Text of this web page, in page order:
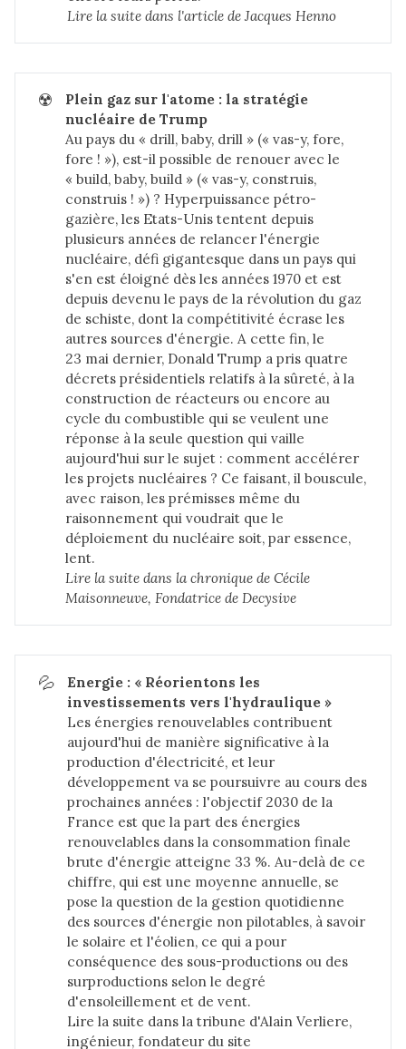
Lire la suite dans l'article de Jacques Henno
☢️
Plein gaz sur l'atome : la stratégie
nucléaire de Trump
Au pays du « drill, baby, drill » (« vas-y, fore,
fore ! »), est-il possible de renouer avec le
« build, baby, build » (« vas-y, construis,
construis ! ») ? Hyperpuissance pétro-
gazière, les Etats-Unis tentent depuis
plusieurs années de relancer l'énergie
nucléaire, défi gigantesque dans un pays qui
s'en est éloigné dès les années 1970 et est
depuis devenu le pays de la révolution du gaz
de schiste, dont la compétitivité écrase les
autres sources d'énergie. A cette fin, le
23 mai dernier, Donald Trump a pris quatre
décrets présidentiels relatifs à la sûreté, à la
construction de réacteurs ou encore au
cycle du combustible qui se veulent une
réponse à la seule question qui vaille
aujourd'hui sur le sujet : comment accélérer
les projets nucléaires ? Ce faisant, il bouscule,
avec raison, les prémisses même du
raisonnement qui voudrait que le
déploiement du nucléaire soit, par essence,
lent.
Lire la suite dans la chronique de Cécile
Maisonneuve, Fondatrice de Decysive
💦
Energie : « Réorientons les
investissements vers l'hydraulique »
Les énergies renouvelables contribuent
aujourd'hui de manière significative à la
production d'électricité, et leur
développement va se poursuivre au cours des
prochaines années : l'objectif 2030 de la
France est que la part des énergies
renouvelables dans la consommation finale
brute d'énergie atteigne 33 %. Au-delà de ce
chiffre, qui est une moyenne annuelle, se
pose la question de la gestion quotidienne
des sources d'énergie non pilotables, à savoir
le solaire et l'éolien, ce qui a pour
conséquence des sous-productions ou des
surproductions selon le degré
d'ensoleillement et de vent.
Lire la suite dansla tribune d'Alain Verliere,
ingénieur, fondateur du site